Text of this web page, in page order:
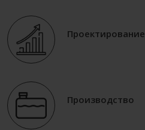
Проектирование
Производство